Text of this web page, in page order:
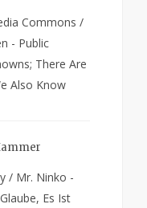
Commons /
- Public
There Are
Also Know
/ Mr. Ninko -
Es Ist